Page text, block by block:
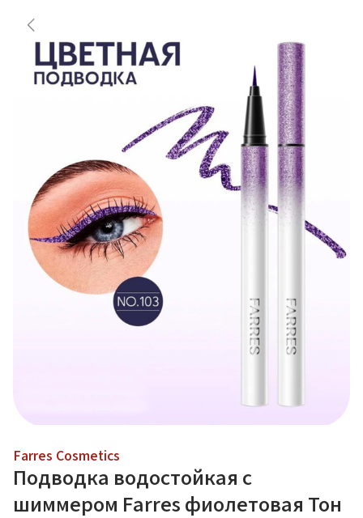
Farres Cosmetics
Подводка водостойкая с
шиммером Farres фиолетовая Тон